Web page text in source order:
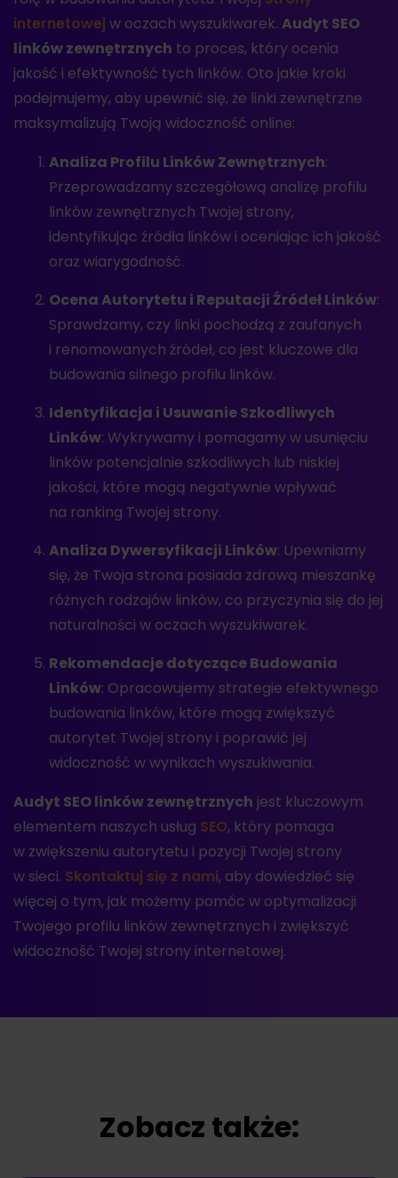
internetowej w oczach wyszukiwarek. Audyt SEO
linków zewnętrznych to proces, który ocenia
jakość i efektywność tych linków. Oto jakie kroki
podejmujemy, aby upewnić się, że linki zewnętrzne
maksymalizują Twoją widoczność online:
Analiza Profilu Linków Zewnętrznych:
Przeprowadzamy szczegółową analizę profilu
linków zewnętrznych Twojej strony,
identyfikując źródła linków i oceniając ich jakość
oraz wiarygodność.
Ocena Autorytetu i Reputacji Źródeł Linków:
Sprawdzamy, czy linki pochodzą z zaufanych
i renomowanych źródeł, co jest kluczowe dla
budowania silnego profilu linków.
Identyfikacja i Usuwanie Szkodliwych
Linków: Wykrywamy i pomagamy w usunięciu
linków potencjalnie szkodliwych lub niskiej
jakości, które mogą negatywnie wpływać
na ranking Twojej strony.
Analiza Dywersyfikacji Linków: Upewniamy
się, że Twoja strona posiada zdrową mieszankę
różnych rodzajów linków, co przyczynia się do jej
naturalności w oczach wyszukiwarek.
Rekomendacje dotyczące Budowania
Linków: Opracowujemy strategie efektywnego
budowania linków, które mogą zwiększyć
autorytet Twojej strony i poprawić jej
widoczność w wynikach wyszukiwania.
Audyt SEO linków zewnętrznych jest kluczowym
elementem naszych usług SEO, który pomaga
w zwiększeniu autorytetu i pozycji Twojej strony
w sieci. Skontaktuj się z nami, aby dowiedzieć się
więcej o tym, jak możemy pomóc w optymalizacji
Twojego profilu linków zewnętrznych i zwiększyć
widoczność Twojej strony internetowej.
Zobacz także: